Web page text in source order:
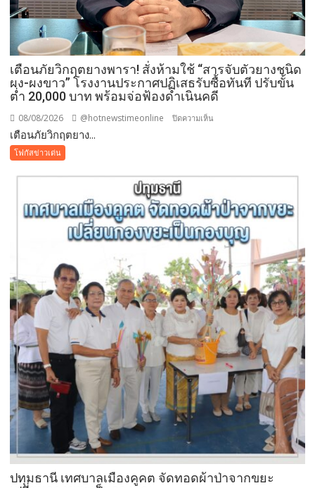
ศรัทธา
คู่
ขนาน
มหกรรม
พืช
สวน
เตือนภัยวิกฤตยางพารา! สั่งห้ามใช้ “สารจับตัวยางชนิด
ผง-ผงขาว” โรงงานประกาศปฏิเสธรับซื้อทันที ปรับขั้น
ต่ำ 20,000 บาท พร้อมจ่อฟ้องดำเนินคดี
08/08/2026 @hotnewstimeonline ปิดความเห็น
ยางพารา!
ห้าม
ใช้
“สาร
จับ
ตัว
ยาง
ชนิด
ผง-
ผงขาว”
โรงงาน
ประกาศ
ปฏิเสธ
รับ
ซื้อ
ขั้น
ต่ำ
เตือนภัยวิกฤตยาง...
โฟกัสข่าวเด่น
ปทุมธานี เทศบาลเมืองคูคต จัดทอดผ้าป่าจากขยะ